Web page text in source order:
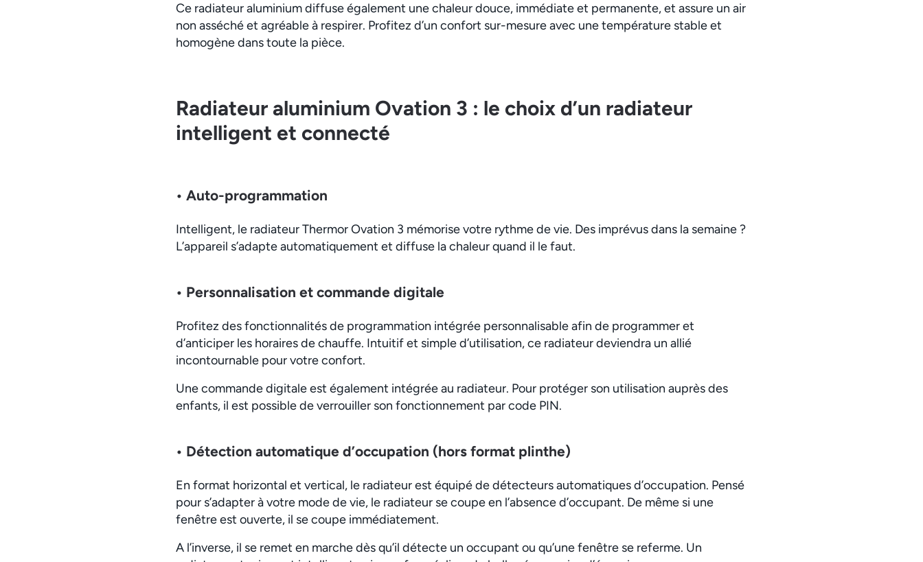
Ce radiateur aluminium diffuse également une chaleur douce, immédiate et permanente, et assure un air
non asséché et agréable à respirer. Profitez d’un confort sur-mesure avec une température stable et
homogène dans toute la pièce.
Radiateur aluminium Ovation 3 : le choix d’un radiateur
intelligent et connecté
• Auto-programmation
Intelligent, le radiateur Thermor Ovation 3 mémorise votre rythme de vie. Des imprévus dans la semaine ?
L’appareil s’adapte automatiquement et diffuse la chaleur quand il le faut.
• Personnalisation et commande digitale
Profitez des fonctionnalités de programmation intégrée personnalisable afin de programmer et
d’anticiper les horaires de chauffe. Intuitif et simple d’utilisation, ce radiateur deviendra un allié
incontournable pour votre confort.
Une commande digitale est également intégrée au radiateur. Pour protéger son utilisation auprès des
enfants, il est possible de verrouiller son fonctionnement par code PIN.
• Détection automatique d’occupation (hors format plinthe)
En format horizontal et vertical, le radiateur est équipé de détecteurs automatiques d’occupation. Pensé
pour s’adapter à votre mode de vie, le radiateur se coupe en l’absence d’occupant. De même si une
fenêtre est ouverte, il se coupe immédiatement.
A l’inverse, il se remet en marche dès qu’il détecte un occupant ou qu’une fenêtre se referme. Un